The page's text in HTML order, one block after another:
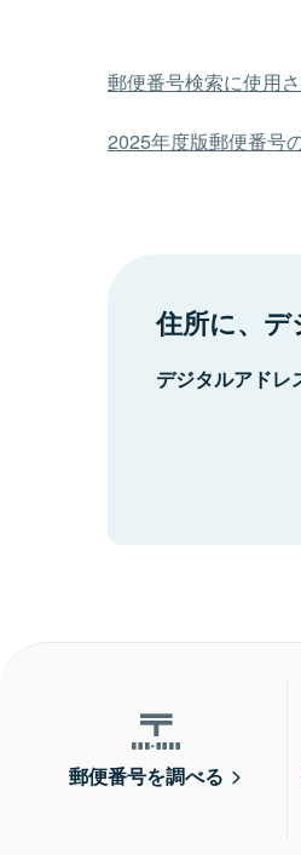
郵便番号検索に使用
2025年度版郵便番号
住所に、デ
デジタルアドレ
郵便番号を調べる